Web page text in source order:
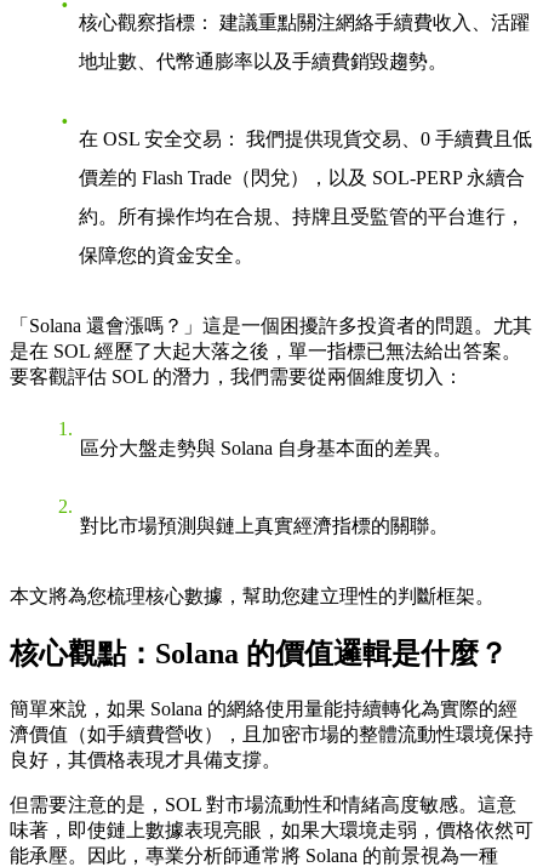
核心觀察指標： 建議重點關注網絡手續費收入
活躍
地址數
代幣通膨率以及手續費銷毀趨勢。
在 OSL 安全交易：
我們提供現貨交易、0 手續費且低
價差的 Flash Trade（閃兌） ，以及 SOL-PERP 永續合
約。所有操作均在合規、持牌且受監管的平台進行，
保障您的資金安全。
「Solana 還會漲嗎？」這是一個困擾許多投資者的問題。尤其
是在 SOL 經歷了大起大落之後，單一指標已無法給出答案。
要客觀評估 SOL 的潛力，我們需要從兩個維度切入：
區分大盤走勢與 Solana 自身基本面的差異。
對比市場預測與鏈上真實經濟指標的關聯。
本文將為您梳理核心數據，幫助您建立理性的判斷框架。
核心觀點：Solana 的價值邏輯是什麼？
簡單來說，如果 Solana 的網絡使用量能持續轉化為實際的經
濟價值（如手續費營收），且加密市場的整體流動性環境保持
良好，其價格表現才具備支撐。
但需要注意的是，SOL 對市場流動性和情緒高度敏感。這意
味著，即使鏈上數據表現亮眼，如果大環境走弱，價格依然可
能承壓。因此，專業分析師通常將 Solana 的前景視為一種